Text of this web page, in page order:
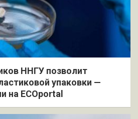
ННГУ позволит
упаковки —
на ECOportal